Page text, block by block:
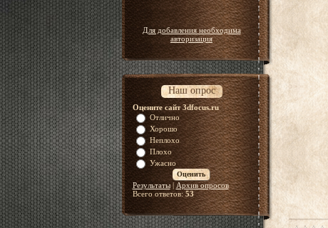
Для добавления необходима
авторизация
Наш опрос
Оцените сайт 3dfocus.ru
Отлично
Хорошо
Неплохо
Плохо
Ужасно
Результаты| Архив опросов
Всего ответов:53